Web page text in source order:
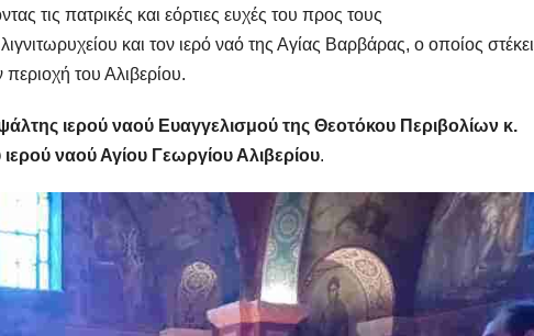
τις πατρικές και εόρτιες ευχές του προς τους
και τον ιερό ναό της Αγίας Βαρβάρας, ο οποίος στέκει
του Αλιβερίου.
ιερού ναού Ευαγγελισμού της Θεοτόκου Περιβολίων κ.
ιερού ναού Αγίου Γεωργίου Αλιβερίου.